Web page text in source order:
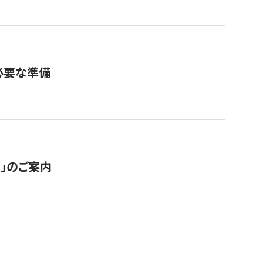
要な準備
のご案内